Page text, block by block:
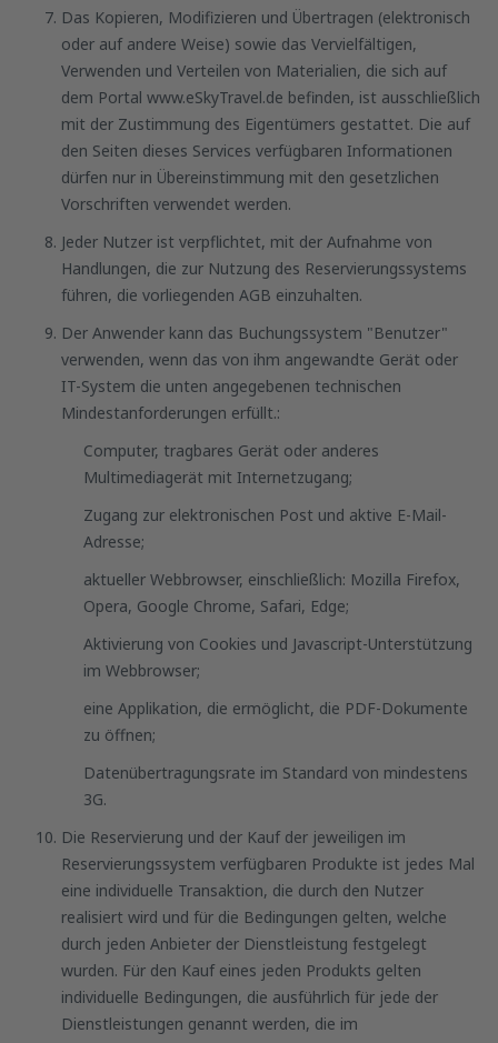
Das Kopieren, Modifizieren und Übertragen (elektronisch
oder auf andere Weise) sowie das Vervielfältigen,
Verwenden und Verteilen von Materialien, die sich auf
dem Portal www.eSkyTravel.de befinden, ist ausschließlich
mit der Zustimmung des Eigentümers gestattet. Die auf
den Seiten dieses Services verfügbaren Informationen
dürfen nur in Übereinstimmung mit den gesetzlichen
Vorschriften verwendet werden.
Jeder Nutzer ist verpflichtet, mit der Aufnahme von
Handlungen, die zur Nutzung des Reservierungssystems
führen, die vorliegenden AGB einzuhalten.
Der Anwender kann das Buchungssystem "Benutzer"
verwenden, wenn das von ihm angewandte Gerät oder
IT-System die unten angegebenen technischen
Mindestanforderungen erfüllt.:
Computer, tragbares Gerät oder anderes
Multimediagerät mit Internetzugang;
Zugang zur elektronischen Post und aktive E-Mail-
Adresse;
aktueller Webbrowser, einschließlich: Mozilla Firefox,
Opera, Google Chrome, Safari, Edge;
Aktivierung von Cookies und Javascript-Unterstützung
im Webbrowser;
eine Applikation, die ermöglicht, die PDF-Dokumente
zu öffnen;
Datenübertragungsrate im Standard von mindestens
3G.
Die Reservierung und der Kauf der jeweiligen im
Reservierungssystem verfügbaren Produkte ist jedes Mal
eine individuelle Transaktion, die durch den Nutzer
realisiert wird und für die Bedingungen gelten, welche
durch jeden Anbieter der Dienstleistung festgelegt
wurden. Für den Kauf eines jeden Produkts gelten
individuelle Bedingungen, die ausführlich für jede der
Dienstleistungen genannt werden, die im